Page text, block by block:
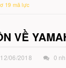
19 mã lực
VỀ
12/06/2018 0